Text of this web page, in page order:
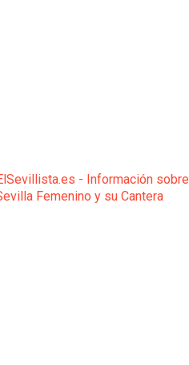
- Información sobre
Femenino y su Cantera